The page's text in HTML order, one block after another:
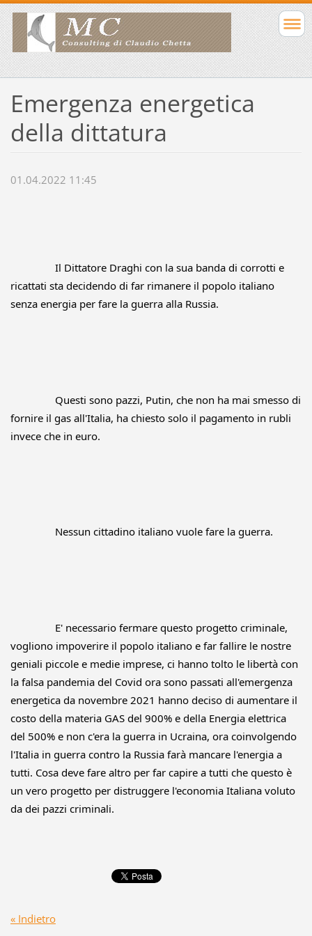
Emergenza energetica
della dittatura
01.04.2022 11:45
ricattati sta decidendo di far rimanere il popolo italiano
senza energia per fare la guerra alla Russia.
fornire il gas all'Italia, ha chiesto solo il pagamento in rubli
invece che in euro.
		Nessun cittadino italiano vuole fare la guerra.
vogliono impoverire il popolo italiano e far fallire le nostre
geniali piccole e medie imprese, ci hanno tolto le libertà con
la falsa pandemia del Covid ora sono passati all'emergenza
energetica da novembre 2021 hanno deciso di aumentare il
costo della materia GAS del 900% e della Energia elettrica
del 500% e non c'era la guerra in Ucraina, ora coinvolgendo
l'Italia in guerra contro la Russia farà mancare l'energia a
tutti. Cosa deve fare altro per far capire a tutti che questo è
un vero progetto per distruggere l'economia Italiana voluto
da dei pazzi criminali.
« Indietro